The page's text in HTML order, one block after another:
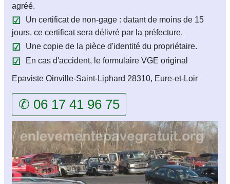
agréé.
Un certificat de non-gage : datant de moins de 15
jours, ce certificat sera délivré par la préfecture.
Une copie de la pièce d'identité du propriétaire.
En cas d'accident, le formulaire VGE original
Epaviste Oinville-Saint-Liphard 28310, Eure-et-Loir
✆ 06 17 41 96 75